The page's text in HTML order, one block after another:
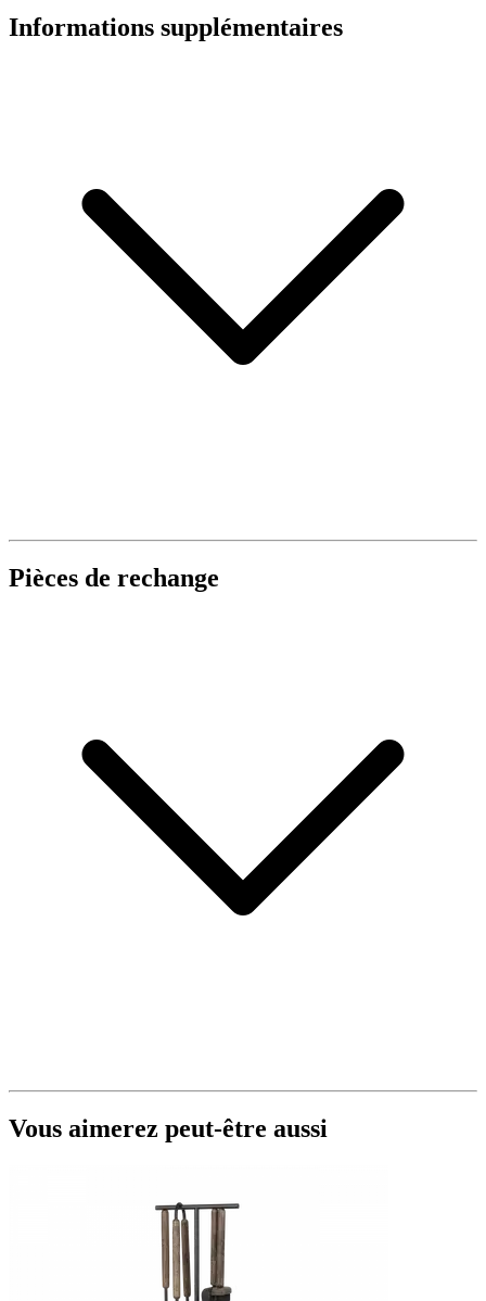
Informations supplémentaires
Pièces de rechange
Vous aimerez peut-être aussi